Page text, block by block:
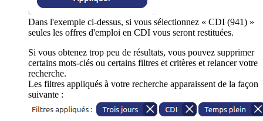
Dans l'exemple ci-dessus, si vous sélectionnez « CDI (941) »
seules les offres d'emploi en CDI vous seront restituées.
Si vous obtenez trop peu de résultats, vous pouvez supprimer
certains mots-clés ou certains filtres et critères et relancer votre
recherche.
Les filtres appliqués à votre recherche apparaissent de la façon
suivante :